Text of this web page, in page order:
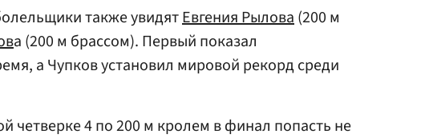
также увидятЕвгения Рылова(200 м
а (200 м брассом). Первый показал
а Чупков установил мировой рекорд среди
четверке 4 по 200 м кролем в финал попасть не